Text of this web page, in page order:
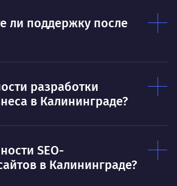
ли поддержку после
разработки
в Калининграде?
SEO-
в Калининграде?